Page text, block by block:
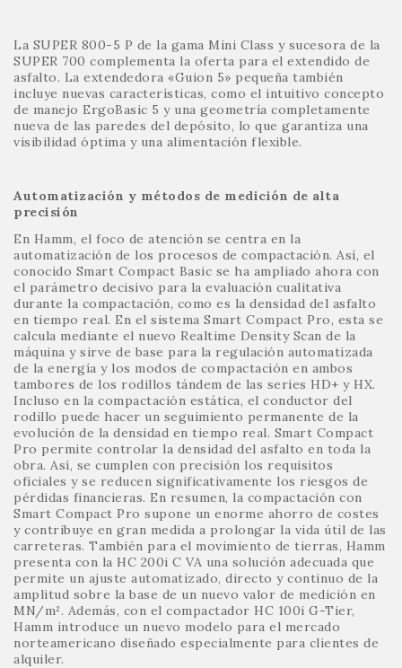
La SUPER 800-5 P de la gama Mini Class y sucesora de la
SUPER 700 complementa la oferta para el extendido de
asfalto. La extendedora «Guion 5» pequeña también
incluye nuevas características, como el intuitivo concepto
de manejo ErgoBasic 5 y una geometría completamente
nueva de las paredes del depósito, lo que garantiza una
visibilidad óptima y una alimentación flexible.
Automatización y métodos de medición de alta
precisión
En Hamm, el foco de atención se centra en la
automatización de los procesos de compactación. Así, el
conocido Smart Compact Basic se ha ampliado ahora con
el parámetro decisivo para la evaluación cualitativa
durante la compactación, como es la densidad del asfalto
en tiempo real. En el sistema Smart Compact Pro, esta se
calcula mediante el nuevo Realtime Density Scan de la
máquina y sirve de base para la regulación automatizada
de la energía y los modos de compactación en ambos
tambores de los rodillos tándem de las series HD+ y HX.
Incluso en la compactación estática, el conductor del
rodillo puede hacer un seguimiento permanente de la
evolución de la densidad en tiempo real. Smart Compact
Pro permite controlar la densidad del asfalto en toda la
obra. Así, se cumplen con precisión los requisitos
oficiales y se reducen significativamente los riesgos de
pérdidas financieras. En resumen, la compactación con
Smart Compact Pro supone un enorme ahorro de costes
y contribuye en gran medida a prolongar la vida útil de las
carreteras. También para el movimiento de tierras, Hamm
presenta con la HC 200i C VA una solución adecuada que
permite un ajuste automatizado, directo y continuo de la
amplitud sobre la base de un nuevo valor de medición en
MN/m². Además, con el compactador HC 100i G-Tier,
Hamm introduce un nuevo modelo para el mercado
norteamericano diseñado especialmente para clientes de
alquiler.